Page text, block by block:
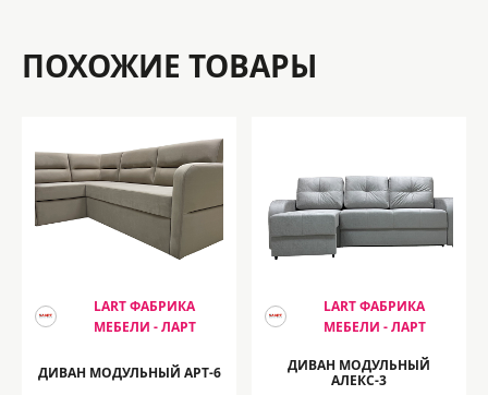
ПОХОЖИЕ ТОВАРЫ
LART ФАБРИКА
МЕБЕЛИ - ЛАРТ
ДИВАН МОДУЛЬНЫЙ АРТ-6
LART ФАБРИКА
МЕБЕЛИ - ЛАРТ
ДИВАН МОДУЛЬНЫЙ
АЛЕКС-3